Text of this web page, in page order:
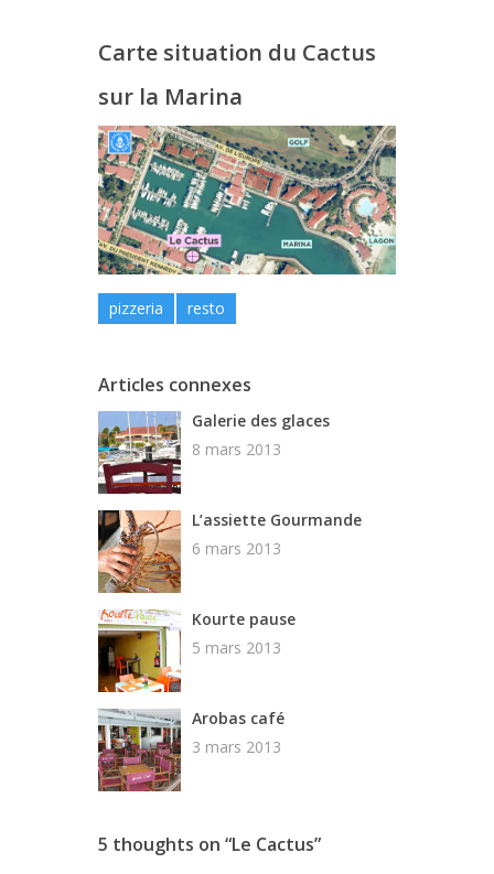
Carte situation du Cactus
sur la Marina
pizzeria resto
Articles connexes
Galerie des glaces
8 mars 2013
L’assiette Gourmande
6 mars 2013
Kourte pause
5 mars 2013
Arobas café
3 mars 2013
5 thoughts on “Le Cactus”